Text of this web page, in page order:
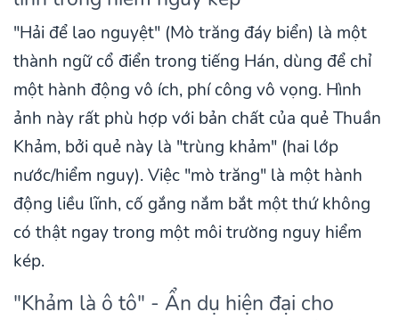
"Hải để lao nguyệt" (Mò trăng đáy biển) là một
thành ngữ cổ điển trong tiếng Hán, dùng để chỉ
một hành động vô ích, phí công vô vọng. Hình
ảnh này rất phù hợp với bản chất của quẻ Thuần
Khảm, bởi quẻ này là "trùng khảm" (hai lớp
nước/hiểm nguy). Việc "mò trăng" là một hành
động liều lĩnh, cố gắng nắm bắt một thứ không
có thật ngay trong một môi trường nguy hiểm
kép.
"Khảm là ô tô" - Ẩn dụ hiện đại cho